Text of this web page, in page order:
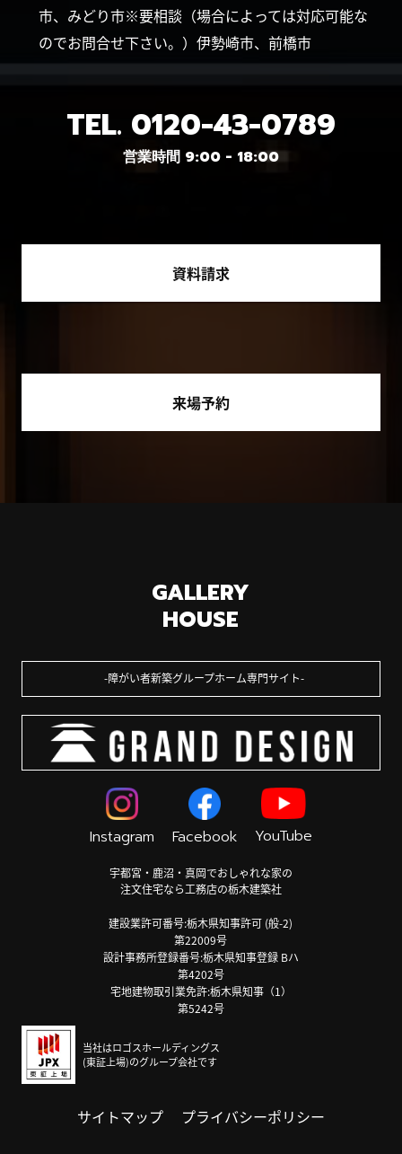
市、みどり市※要相談（場合によっては対応可能な
のでお問合せ下さい。）伊勢崎市、前橋市
TEL. 0120-43-0789
営業時間 9:00 - 18:00
資料請求
来場予約
GALLERY
HOUSE
障がい者新築グループホーム専門サイト
Instagram Facebook YouTube
宇都宮・鹿沼・真岡でおしゃれな家の
注文住宅なら工務店の栃木建築社
建設業許可番号:栃木県知事許可 (般-2)
第22009号
設計事務所登録番号:栃木県知事登録 Bハ
第4202号
宅地建物取引業免許:栃木県知事（1）
第5242号
当社はロゴスホールディングス
(東証上場)のグループ会社です
サイトマップ プライバシーポリシー